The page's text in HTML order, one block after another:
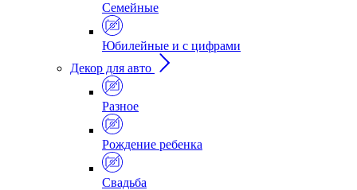
Семейные
Юбилейные и с цифрами
Декор для авто
Разное
Рождение ребенка
Свадьба